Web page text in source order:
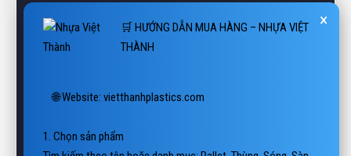
1. Chọn sản phẩm
Thớt nhựa…